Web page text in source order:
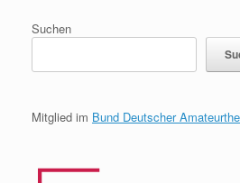
Suchen
Mitglied im Bund Deutscher